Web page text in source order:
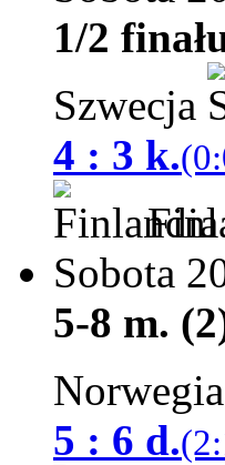
1/2
Szwecja
4 : 3 k.
Sobota
5-8 m.
Norwegia
5 : 6 d.